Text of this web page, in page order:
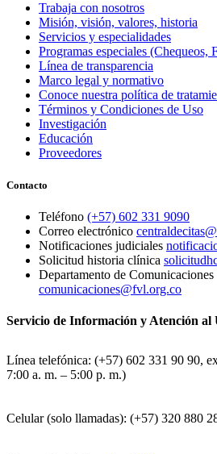
Trabaja con nosotros
Misión, visión, valores, historia
Servicios y especialidades
Programas especiales (Chequeos,
Línea de transparencia
Marco legal y normativo
Conoce nuestra política de
Términos y Condiciones de Uso
Investigación
Educación
Proveedores
Contacto
Teléfono (+57) 602 331 9090
Correo electrónico
Notificaciones judiciales
Solicitud historia clínica
Departamento de Comunicaciones
comunicaciones@fvl.org.co
Servicio de Información y Atención
Línea telefónica: (+57) 602 331 90 90,
7:00 a. m. – 5:00 p. m.)
Celular (solo llamadas): (+57) 320 880